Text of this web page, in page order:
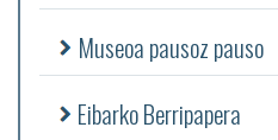
Museoa pausoz pauso
Eibarko Berripapera